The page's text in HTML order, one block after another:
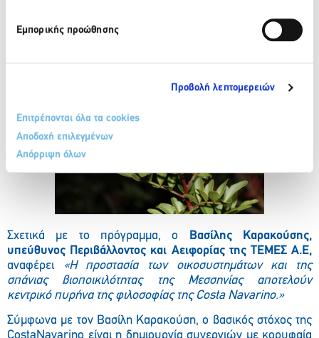
Εμπορικής προώθησης
Προβολή λεπτομερειών
Επιτρέπονται όλα τα cookies
Αποδοχή επιλεγμένων
Απόρριψη όλων
περιορισμένο ενδιαίτημά του, καθιστά τον πληθυσμό
ιδιαίτερα ευαίσθητο σε πιθανές φυσικές ή ανθρωπογενείς
μεταβολές.
Σχετικά με το πρόγραμμα, ο Βασίλης Καρακούσης,
υπεύθυνος Περιβάλλοντος και Αειφορίας της ΤΕΜΕΣ Α.Ε,
αναφέρει
«Η προστασία των οικοσυστημάτων και της
σπάνιας βιοποικιλότητας της Μεσσηνίας αποτελούν
κεντρικό πυρήνα της φιλοσοφίας της Costa Navarino.»
Σύμφωνα με τον Βασίλη Καρακούση, ο βασικός στόχος της